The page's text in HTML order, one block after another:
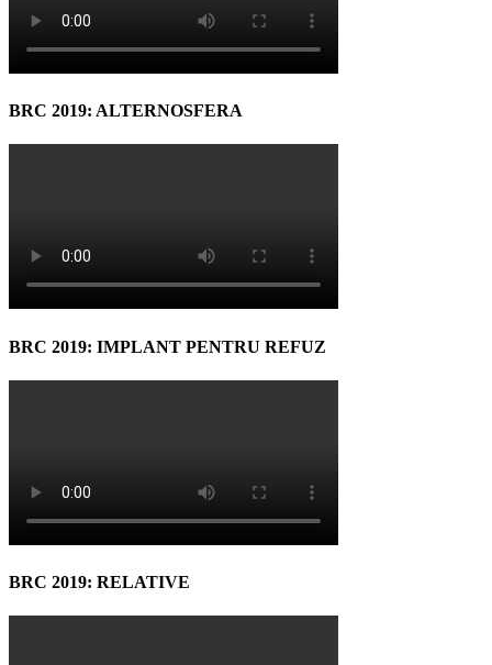
BRC 2019: ALTERNOSFERA
BRC 2019: IMPLANT PENTRU REFUZ
BRC 2019: RELATIVE